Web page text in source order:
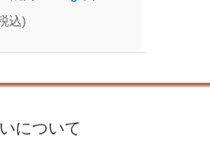
込)
について